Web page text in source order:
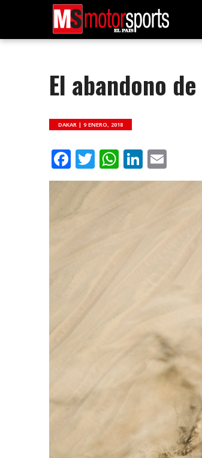
El abandono
DAKAR |9 ENERO, 2018
Facebook
Twitter
WhatsApp